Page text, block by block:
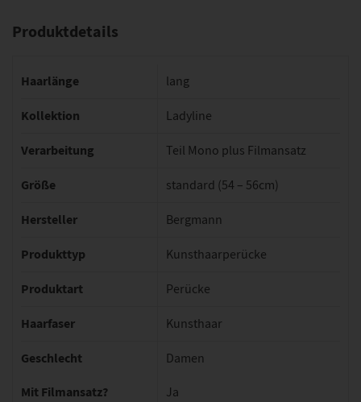
Produktdetails
Haarlänge lang
Kollektion Ladyline
Verarbeitung Teil Mono plus Filmansatz
Größe standard (54 – 56cm)
Hersteller Bergmann
Produkttyp Kunsthaarperücke
Produktart Perücke
Haarfaser Kunsthaar
Geschlecht Damen
Mit Filmansatz? Ja